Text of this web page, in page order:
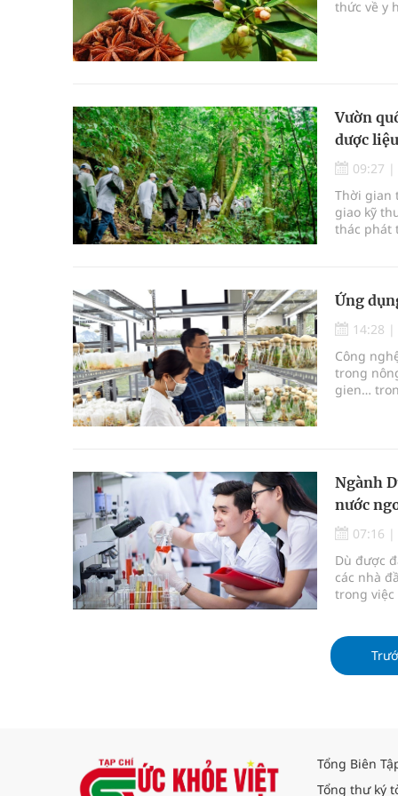
thức về y
Vườn
dược
09:27 |
Thời gian
giao kỹ
thác phát
Ứng
14:28 |
Công
trong
gien…
Ngành
nước
07:16 |
Dù được
các nhà
trong
Tổng Biên
Tổng thư ký